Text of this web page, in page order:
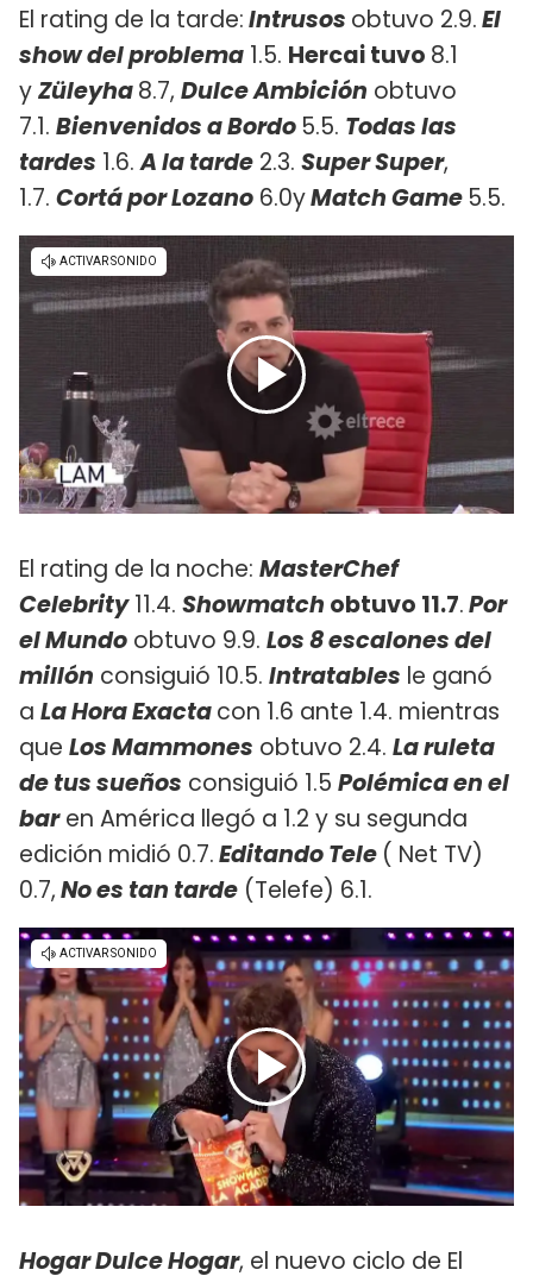
El rating de la tarde:Intrusos obtuvo 2.9.El
show del problema 1.5. Hercai tuvo 8.1
yZüleyha8.7, Dulce Ambición obtuvo
7.1. Bienvenidos a Bordo5.5. Todas las
tardes 1.6.A la tarde 2.3. Super Super,
1.7. Cortá por Lozano 6.0yMatch Game5.5.
El rating de la noche: MasterChef
Celebrity11.4. Showmatch obtuvo 11.7.Por
el Mundo obtuvo 9.9. Los 8 escalones del
millón consiguió 10.5. Intratables le ganó
a ​ La Hora Exactacon 1.6 ante 1.4. mientras
que Los Mammones obtuvo 2.4. La ruleta
de tus sueños consiguió 1.5 Polémica en el
baren América llegó a 1.2 y su segunda
edición midió 0.7.Editando Tele ( Net TV)
0.7,No es tan tarde (Telefe) 6.1.
Hogar Dulce Hogar, el nuevo ciclo de El